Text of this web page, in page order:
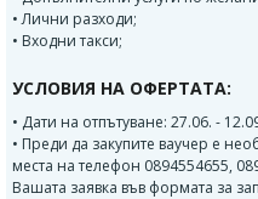
• Лични разходи;
• Входни такси;
УСЛОВИЯ НА ОФЕРТАТА:
• Дати на отпътуване: 27.06. -
• Преди да закупите ваучер е
места на телефон 0894554655,
Вашата заявка във формата за